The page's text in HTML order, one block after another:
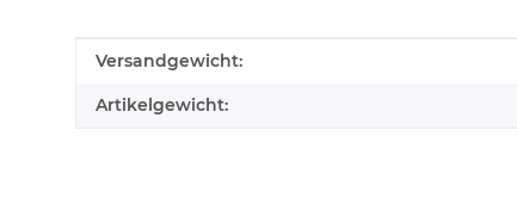
Produkteigenschaft
Wert
Versandgewicht:
Artikelgewicht: